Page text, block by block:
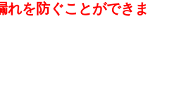
れを防ぐことができま